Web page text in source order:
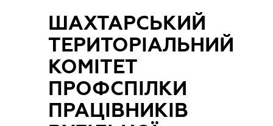
ШАХТАРСЬКИЙ
ТЕРИТОРІАЛЬНИЙ
КОМІТЕТ
ПРОФСПІЛКИ
ПРАЦІВНИКІВ